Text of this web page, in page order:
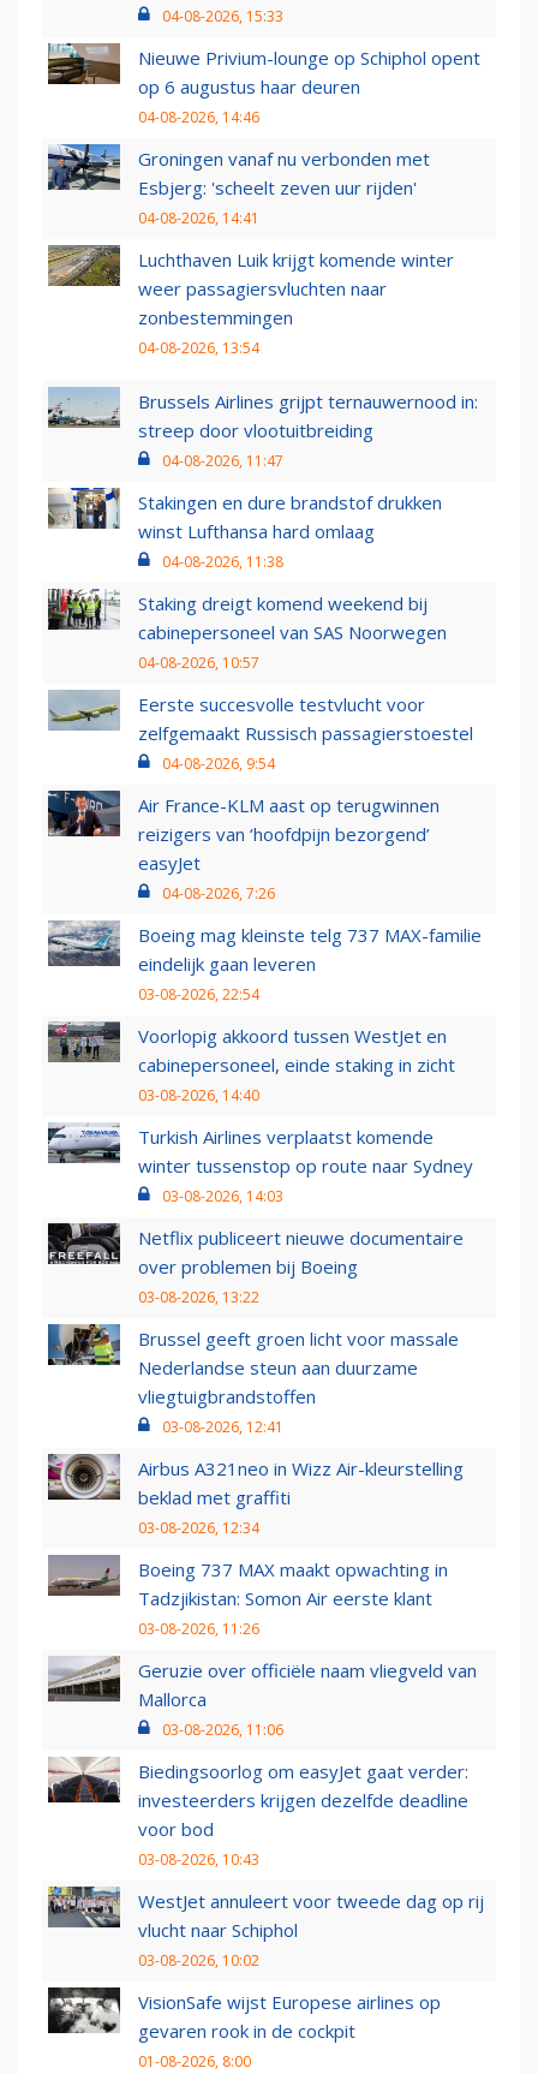
04-08-2026, 15:33
Nieuwe Privium-lounge op Schiphol opent
op 6 augustus haar deuren
04-08-2026, 14:46
Groningen vanaf nu verbonden met
Esbjerg: 'scheelt zeven uur rijden'
04-08-2026, 14:41
Luchthaven Luik krijgt komende winter
weer passagiersvluchten naar
zonbestemmingen
04-08-2026, 13:54
Brussels Airlines grijpt ternauwernood in:
streep door vlootuitbreiding
04-08-2026, 11:47
Stakingen en dure brandstof drukken
winst Lufthansa hard omlaag
04-08-2026, 11:38
Staking dreigt komend weekend bij
cabinepersoneel van SAS Noorwegen
04-08-2026, 10:57
Eerste succesvolle testvlucht voor
zelfgemaakt Russisch passagierstoestel
04-08-2026, 9:54
Air France-KLM aast op terugwinnen
reizigers van ‘hoofdpijn bezorgend’
easyJet
04-08-2026, 7:26
Boeing mag kleinste telg 737 MAX-familie
eindelijk gaan leveren
03-08-2026, 22:54
Voorlopig akkoord tussen WestJet en
cabinepersoneel, einde staking in zicht
03-08-2026, 14:40
Turkish Airlines verplaatst komende
winter tussenstop op route naar Sydney
03-08-2026, 14:03
Netflix publiceert nieuwe documentaire
over problemen bij Boeing
03-08-2026, 13:22
Brussel geeft groen licht voor massale
Nederlandse steun aan duurzame
vliegtuigbrandstoffen
03-08-2026, 12:41
Airbus A321neo in Wizz Air-kleurstelling
beklad met graffiti
03-08-2026, 12:34
Boeing 737 MAX maakt opwachting in
Tadzjikistan: Somon Air eerste klant
03-08-2026, 11:26
Geruzie over officiële naam vliegveld van
Mallorca
03-08-2026, 11:06
Biedingsoorlog om easyJet gaat verder:
investeerders krijgen dezelfde deadline
voor bod
03-08-2026, 10:43
WestJet annuleert voor tweede dag op rij
vlucht naar Schiphol
03-08-2026, 10:02
VisionSafe wijst Europese airlines op
gevaren rook in de cockpit
01-08-2026, 8:00